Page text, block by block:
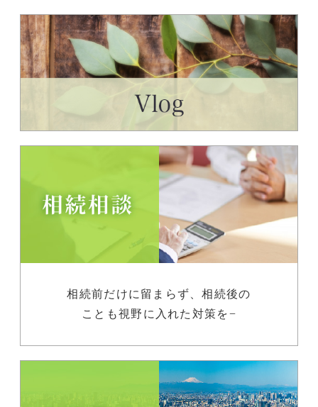
相続前だけに留まらず、相続後の
ことも視野に入れた対策を−